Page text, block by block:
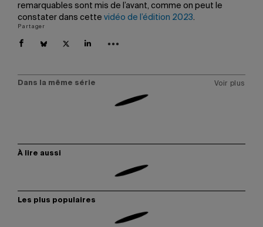
remarquables sont mis de l’avant, comme on peut le
constater dans cette vidéo de l’édition 2023.
Partager
Dans la même série Voir plus
À lire aussi
Les plus populaires